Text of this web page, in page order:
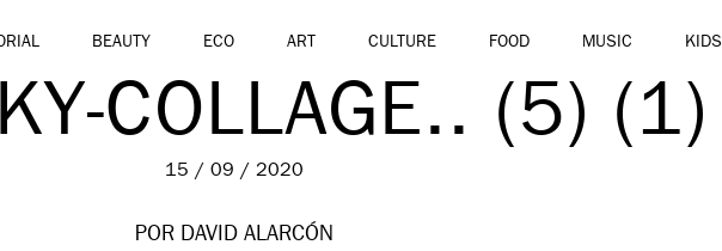
BEAUTY ECO ART CULTURE FOOD MUSIC KIDS
COLLAGE.. (5) (1)
15 / 09 / 2020
POR DAVID ALARCÓN